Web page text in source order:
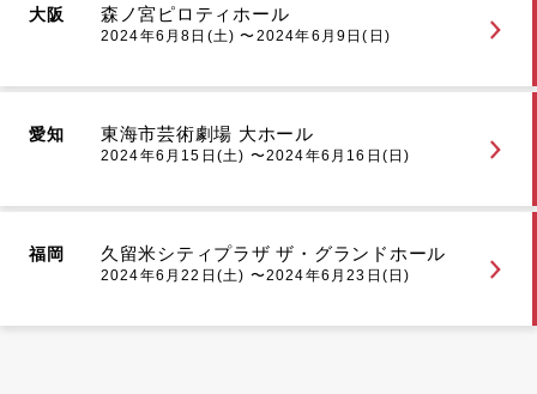
大阪 森ノ宮ピロティホール
2024年6月8日(土) 〜2024年6月9日(日)
愛知 東海市芸術劇場 大ホール
2024年6月15日(土) 〜2024年6月16日(日)
福岡 久留米シティプラザ ザ・グランドホール
2024年6月22日(土) 〜2024年6月23日(日)